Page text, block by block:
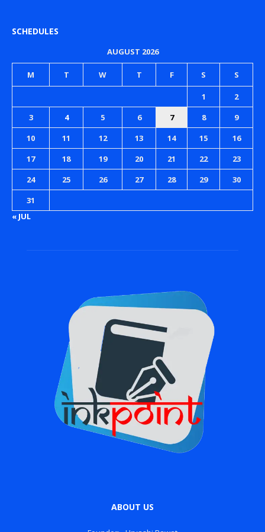
SCHEDULES
AUGUST 2026
M T W T F S S
1
2
3
4 5 6 7 8
9
10
11 12 13 14 15
16
17
18 19 20 21 22
23
24
25 26 27 28 29
30
31
« JUL
ABOUT US